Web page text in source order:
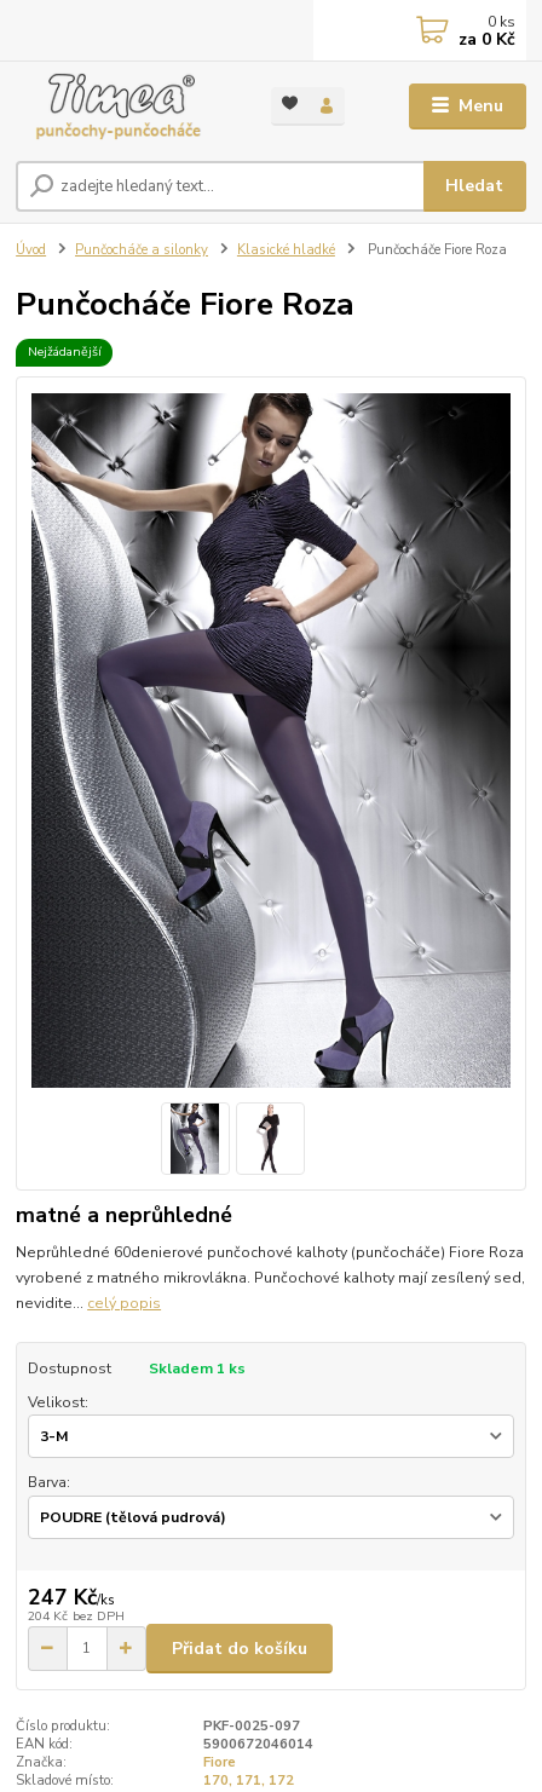
Menu
Hledat
0 ks
za 0 Kč
Úvod Punčocháče a silonky Klasické hladké Punčocháče Fiore Roza
Punčocháče Fiore Roza
Nejžádanější
matné a neprůhledné
Neprůhledné 60denierové punčochové kalhoty (punčocháče) Fiore Roza
vyrobené z matného mikrovlákna. Punčochové kalhoty mají zesílený sed,
nevidite... celý popis
Dostupnost
Skladem 1 ks
Velikost:
Barva:
247 Kč/ks
204 Kč bez DPH
Přidat do košíku
Číslo produktu:
PKF-0025-097
EAN kód:
5900672046014
Značka:
Fiore
Skladové místo:
170, 171, 172